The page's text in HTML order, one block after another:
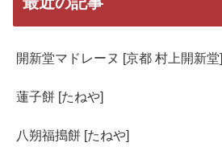
開新堂マドレーヌ [京都 村上開新堂]
蓮子餅 [たねや]
八朔福搗餅 [たねや]